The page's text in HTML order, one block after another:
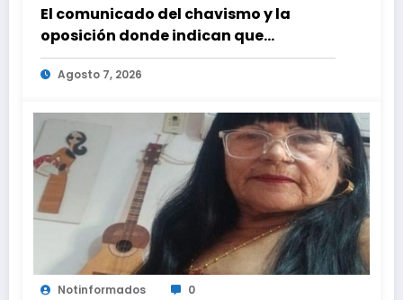
El comunicado del chavismo y la
oposición donde indican que
informarán al país oportunamente
sobre los avances alcanzado
Agosto 7, 2026
Notinformados 0